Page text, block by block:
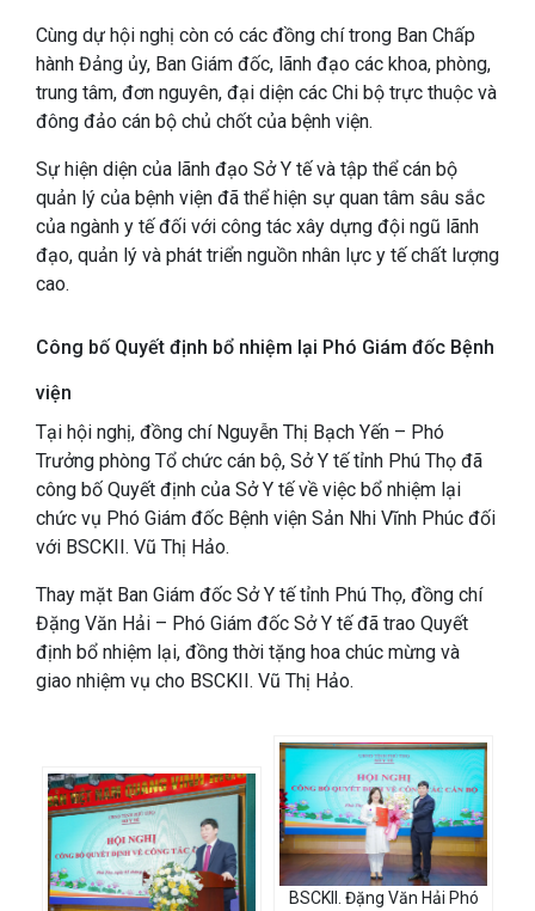
Cùng dự hội nghị còn có các đồng chí trong Ban Chấp
hành Đảng ủy, Ban Giám đốc, lãnh đạo các khoa, phòng,
trung tâm, đơn nguyên, đại diện các Chi bộ trực thuộc và
đông đảo cán bộ chủ chốt của bệnh viện.
Sự hiện diện của lãnh đạo Sở Y tế và tập thể cán bộ
quản lý của bệnh viện đã thể hiện sự quan tâm sâu sắc
của ngành y tế đối với công tác xây dựng đội ngũ lãnh
đạo, quản lý và phát triển nguồn nhân lực y tế chất lượng
cao.
Công bố Quyết định bổ nhiệm lại Phó Giám đốc Bệnh
viện
Tại hội nghị, đồng chí Nguyễn Thị Bạch Yến – Phó
Trưởng phòng Tổ chức cán bộ, Sở Y tế tỉnh Phú Thọ đã
công bố Quyết định của Sở Y tế về việc bổ nhiệm lại
chức vụ Phó Giám đốc Bệnh viện Sản Nhi Vĩnh Phúc đối
với BSCKII. Vũ Thị Hảo.
Thay mặt Ban Giám đốc Sở Y tế tỉnh Phú Thọ, đồng chí
Đặng Văn Hải – Phó Giám đốc Sở Y tế đã trao Quyết
định bổ nhiệm lại, đồng thời tặng hoa chúc mừng và
giao nhiệm vụ cho BSCKII. Vũ Thị Hảo.
BSCKII. Đặng Văn Hải Phó